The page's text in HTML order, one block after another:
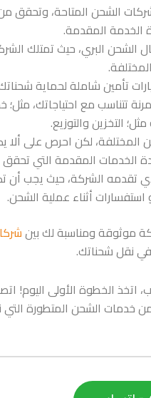
الشحن المتاحة، وتحقق من
المقدمة.
الشحن البري، حيث تمتلك
تأمين شاملة لحماية
تتناسب مع احتياجاتك،
التخزين والتوزيع.
المختلفة، لكن احرص على ألا
المقدمة التي تحقق
الشركة، حيث يجب أن
أثناء عملية الشحن.
موثوقة ومناسبة لك بين
في نقل شحناتك.
اتخذ الخطوة الأولى اليوم!
خدمات الشحن المتطورة